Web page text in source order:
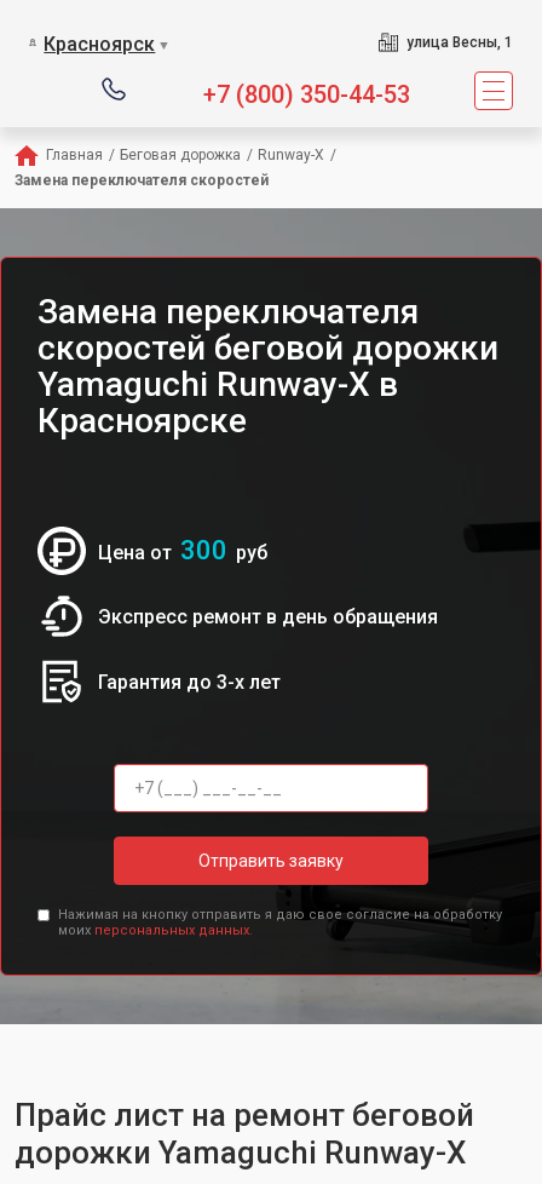
Красноярск ▼ улица Весны, 1
+7 (800) 350-44-53
Главная / Беговая дорожка / Runway-X /
Замена переключателя скоростей
Замена переключателя
скоростей беговой дорожки
Yamaguchi Runway-X в
Красноярске
Цена от 300 руб
Экспресс ремонт в день обращения
Гарантия до 3-х лет
Отправить заявку
Нажимая на кнопку отправить я даю свое согласие на обработку
моих персональных данных.
Прайс лист на ремонт беговой
дорожки Yamaguchi Runway-X